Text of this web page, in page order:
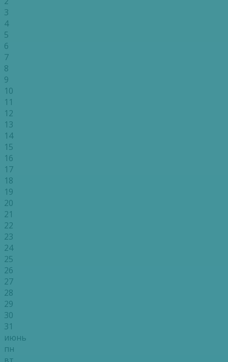
3
4
5
6
7
8
9
10
11
12
13
14
15
16
17
18
19
20
21
22
23
24
25
26
27
28
29
30
31
июнь
пн
вт